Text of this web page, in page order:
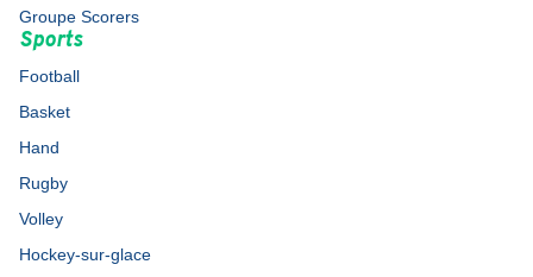
Groupe Scorers
Sports
Football
Basket
Hand
Rugby
Volley
Hockey-sur-glace